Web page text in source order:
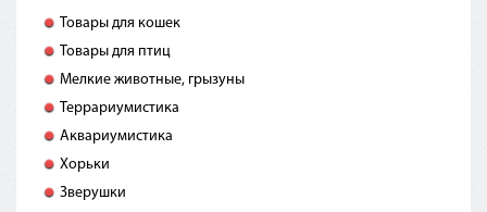
Товары для кошек
Товары для птиц
Мелкие животные, грызуны
Террариумистика
Аквариумистика
Хорьки
Зверушки